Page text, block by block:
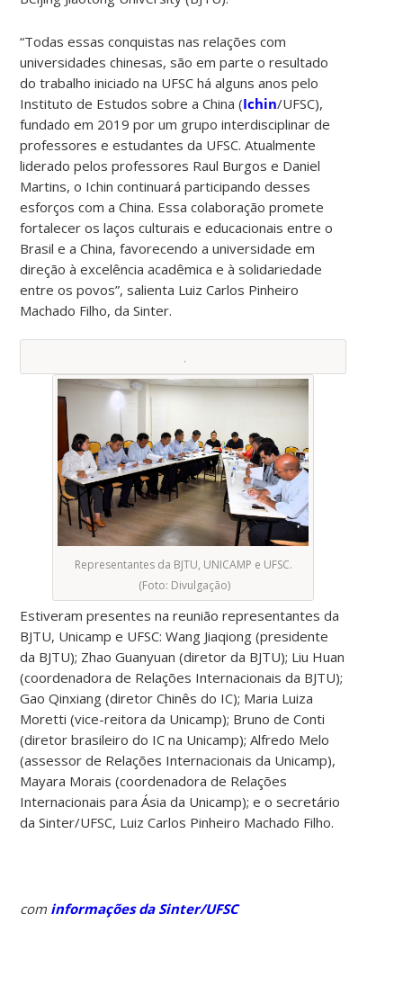
“Todas essas conquistas nas relações com
universidades chinesas, são em parte o resultado
do trabalho iniciado na UFSC há alguns anos pelo
Instituto de Estudos sobre a China (Ichin/UFSC),
fundado em 2019 por um grupo interdisciplinar de
professores e estudantes da UFSC. Atualmente
liderado pelos professores Raul Burgos e Daniel
Martins, o Ichin continuará participando desses
esforços com a China. Essa colaboração promete
fortalecer os laços culturais e educacionais entre o
Brasil e a China, favorecendo a universidade em
direção à excelência acadêmica e à solidariedade
entre os povos”, salienta Luiz Carlos Pinheiro
Machado Filho, da Sinter.
.
Representantes da BJTU, UNICAMP e UFSC.
(Foto: Divulgação)
Estiveram presentes na reunião representantes da
BJTU, Unicamp e UFSC: Wang Jiaqiong (presidente
da BJTU); Zhao Guanyuan (diretor da BJTU); Liu Huan
(coordenadora de Relações Internacionais da BJTU);
Gao Qinxiang (diretor Chinês do IC); Maria Luiza
Moretti (vice-reitora da Unicamp); Bruno de Conti
(diretor brasileiro do IC na Unicamp); Alfredo Melo
(assessor de Relações Internacionais da Unicamp),
Mayara Morais (coordenadora de Relações
Internacionais para Ásia da Unicamp); e o secretário
da Sinter/UFSC, Luiz Carlos Pinheiro Machado Filho.
com informações da Sinter/UFSC